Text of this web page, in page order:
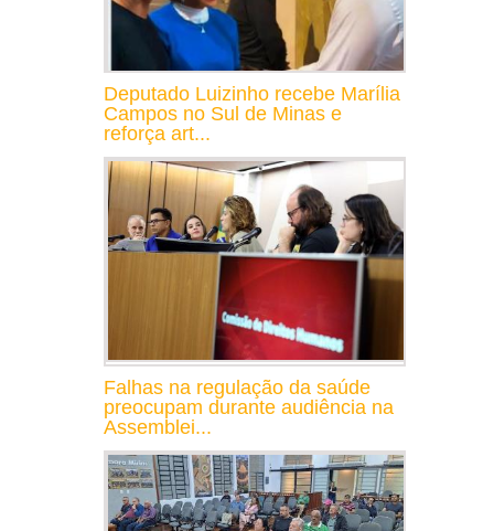
Deputado Luizinho recebe Marília
Campos no Sul de Minas e
reforça art...
Falhas na regulação da saúde
preocupam durante audiência na
Assemblei...